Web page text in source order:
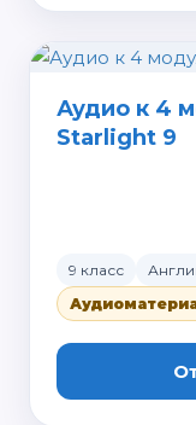
Аудио к 4
Starlight 9
9 класс